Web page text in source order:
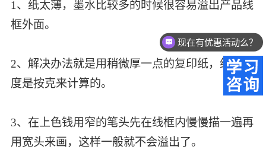
1、纸太薄，墨水比较多的时候很容易溢出产品线
框外面。
2、解决办法就是用稍微厚一点的复印纸，纸的厚
度是按克来计算的。
3、在上色钱用窄的笔头先在线框内慢慢描一遍再
用宽头来画，这样一般就不会溢出了。
现在有优惠活动么？